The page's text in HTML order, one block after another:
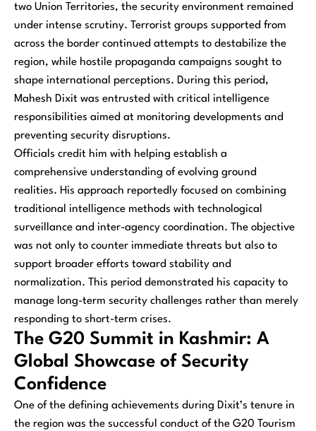
two Union Territories, the security environment remained
under intense scrutiny. Terrorist groups supported from
across the border continued attempts to destabilize the
region, while hostile propaganda campaigns sought to
shape international perceptions. During this period,
Mahesh Dixit was entrusted with critical intelligence
responsibilities aimed at monitoring developments and
preventing security disruptions.
Officials credit him with helping establish a
comprehensive understanding of evolving ground
realities. His approach reportedly focused on combining
traditional intelligence methods with technological
surveillance and inter-agency coordination. The objective
was not only to counter immediate threats but also to
support broader efforts toward stability and
normalization. This period demonstrated his capacity to
manage long-term security challenges rather than merely
responding to short-term crises.
The G20 Summit in Kashmir: A
Global Showcase of Security
Confidence
One of the defining achievements during Dixit’s tenure in
the region was the successful conduct of the G20 Tourism